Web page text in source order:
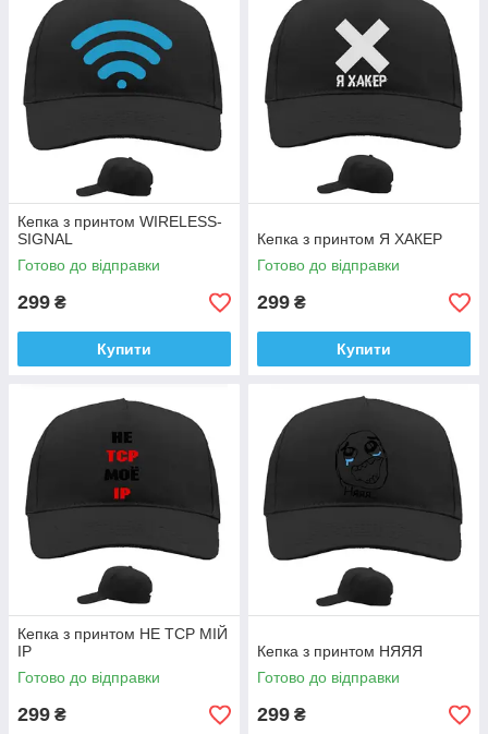
Кепка з принтом WIRELESS-
SIGNAL
Готово до відправки
299 ₴
Купити
Кепка з принтом Я ХАКЕР
Готово до відправки
299 ₴
Купити
Кепка з принтом НЕ TCP МІЙ
IP
Готово до відправки
299 ₴
Кепка з принтом НЯЯЯ
Готово до відправки
299 ₴